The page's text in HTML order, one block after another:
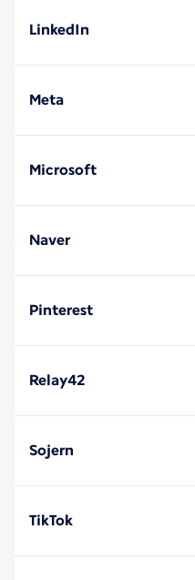
LinkedIn
Meta
Microsoft
Naver
Pinterest
Relay42
Sojern
TikTok